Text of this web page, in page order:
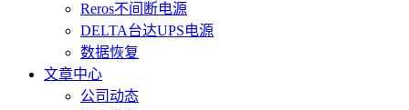
Reros不间断电源
DELTA台达UPS电源
数据恢复
文章中心
公司动态